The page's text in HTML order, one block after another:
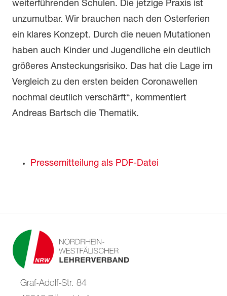
weiterführenden Schulen. Die jetzige Praxis ist
unzumutbar. Wir brauchen nach den Osterferien
ein klares Konzept. Durch die neuen Mutationen
haben auch Kinder und Jugendliche ein deutlich
größeres Ansteckungsrisiko. Das hat die Lage im
Vergleich zu den ersten beiden Coronawellen
nochmal deutlich verschärft“, kommentiert
Andreas Bartsch die Thematik.
Pressemitteilung als PDF-Datei
Graf-Adolf-Str. 84